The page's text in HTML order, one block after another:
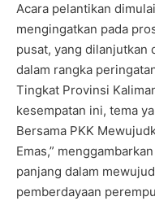
Acara pelantikan
mengingatkan pada
pusat, yang dilanjutkan
dalam rangka
Tingkat Provinsi
kesempatan ini, tema
Bersama PKK
Emas,”
panjang dalam
pemberdayaan